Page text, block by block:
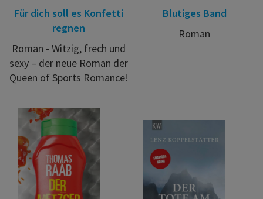
Für dich soll es Konfetti
regnen
Roman - Witzig, frech und
sexy – der neue Roman der
Queen of Sports Romance!
Blutiges Band
Roman